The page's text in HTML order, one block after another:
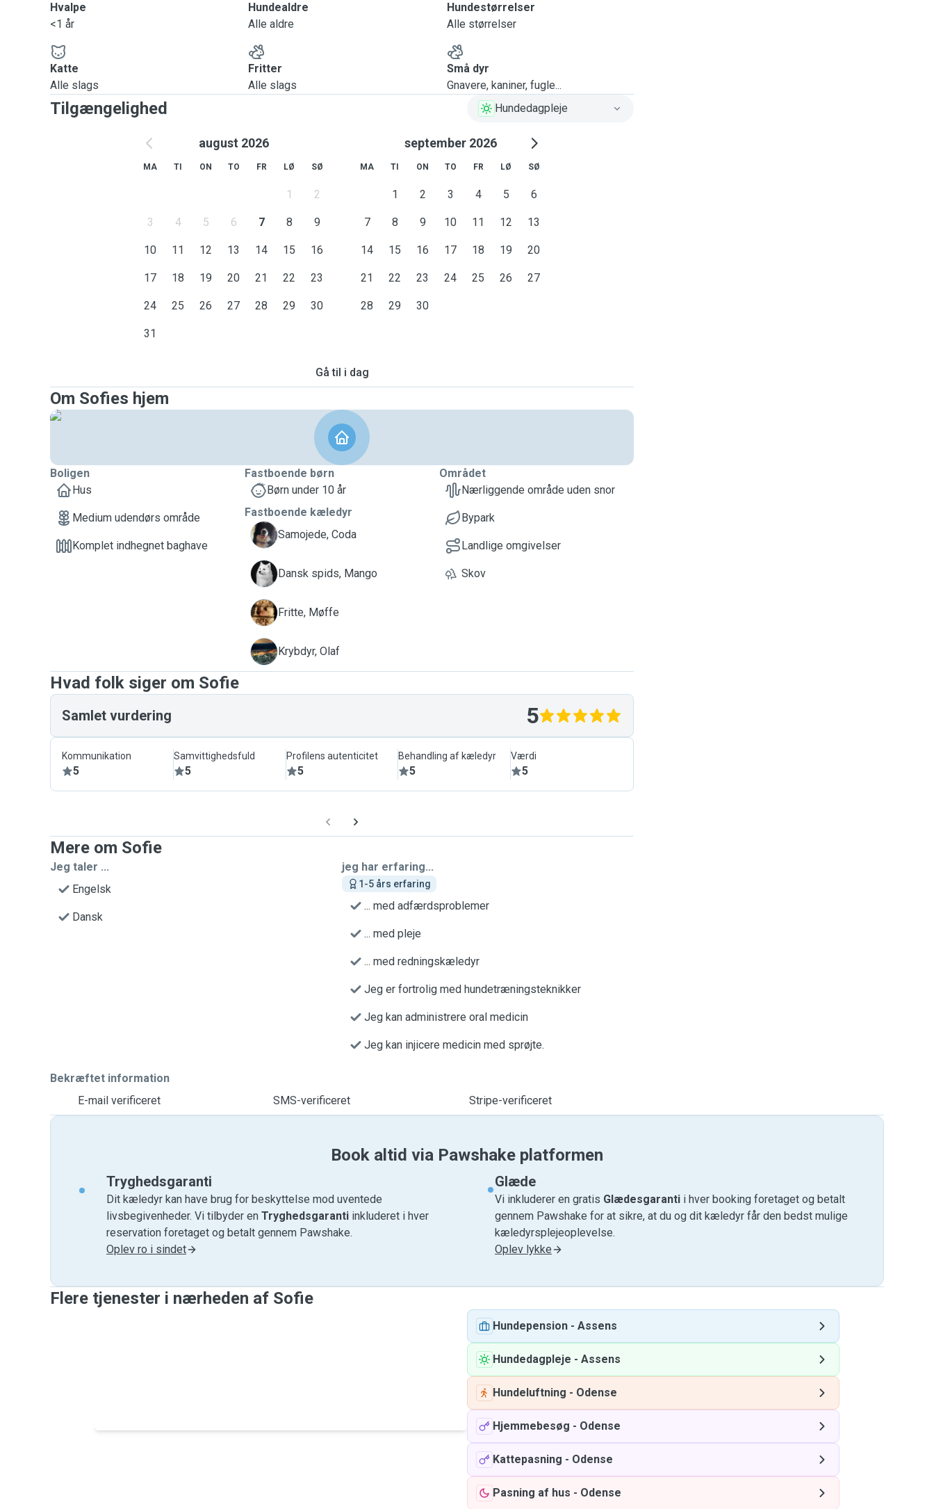
Hvalpe
<1 år
Hundealdre
Alle aldre
Hundestørrelser
Alle størrelser
Katte
Alle slags
Fritter
Alle slags
Små dyr
Gnavere, kaniner, fugle...
Tilgængelighed Hundedagpleje
august 2026
MA TI ON TO FR LØ SØ
1 2
3 4 5 6 7 8 9
10 11 12 13 14 15 16
17 18 19 20 21 22 23
24 25 26 27 28 29 30
31
september 2026
MA TI ON TO FR LØ SØ
1 2 3 4 5 6
7 8 9 10 11 12 13
14 15 16 17 18 19 20
21 22 23 24 25 26 27
28 29 30
Gå til i dag
Om Sofies hjem
Boligen
Hus
Medium udendørs område
Komplet indhegnet baghave
Fastboende børn
Børn under 10 år
Fastboende kæledyr
C
Samojede, Coda
M Dansk spids, Mango
M Fritte, Møffe
O Krybdyr, Olaf
Området
Nærliggende område uden snor
Bypark
Landlige omgivelser
Skov
Hvad folk siger om Sofie
Samlet vurdering 5
Kommunikation
5
Samvittighedsfuld
5
Profilens autenticitet
5
Behandling af kæledyr
5
Værdi
5
Mere om Sofie
Jeg taler ...
Engelsk
Dansk
jeg har erfaring...
1-5 års erfaring
... med adfærdsproblemer
... med pleje
... med redningskæledyr
Jeg er fortrolig med hundetræningsteknikker
Jeg kan administrere oral medicin
Jeg kan injicere medicin med sprøjte.
Bekræftet information
E-mail verificeret
SMS-verificeret Stripe-verificeret
Book altid via Pawshake platformen
Tryghedsgaranti
Dit kæledyr kan have brug for beskyttelse mod uventede
livsbegivenheder. Vi tilbyder en Tryghedsgaranti inkluderet i hver
reservation foretaget og betalt gennem Pawshake.
Oplev ro i sindet
Glæde
Vi inkluderer en gratis Glædesgaranti i hver booking foretaget og betalt
gennem Pawshake for at sikre, at du og dit kæledyr får den bedst mulige
kæledyrsplejeoplevelse.
Oplev lykke
Flere tjenester i nærheden af ​​Sofie
Hundepension - Assens
Hundedagpleje - Assens
Hundeluftning - Odense
Hjemmebesøg - Odense
Kattepasning - Odense
Pasning af hus - Odense